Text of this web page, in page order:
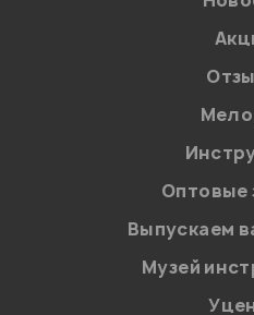
Оптовые
Выпускаем
Музей